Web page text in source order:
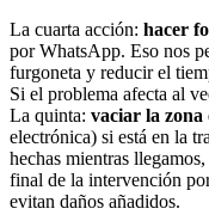
La cuarta acción: hacer
por WhatsApp. Eso nos
furgoneta y reducir el
Si el problema afecta al
La quinta: vaciar la zona
electrónica) si está en la
hechas mientras
final de la intervención
evitan daños añadidos.